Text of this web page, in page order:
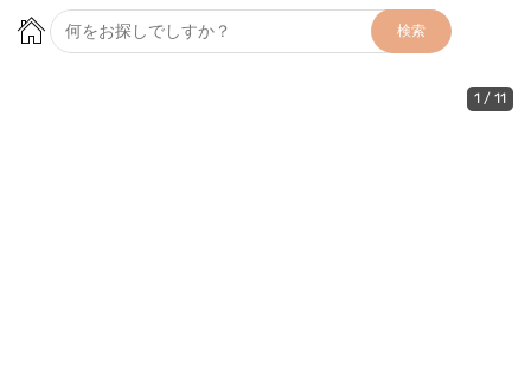
検索
1 / 11